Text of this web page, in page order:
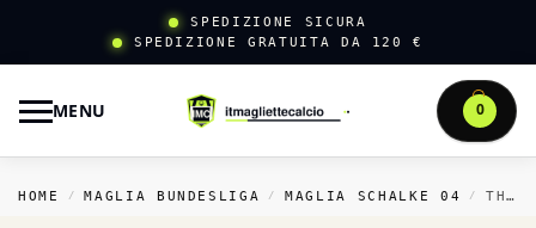
SPEDIZIONE SICURA
SPEDIZIONE GRATUITA DA 120 €
MENU 0
HOME / MAGLIA BUNDESLIGA / MAGLIA SCHALKE 04 / THAILANDIA CASA MAGLIA SCHALKE 04 2024 2025 BLU